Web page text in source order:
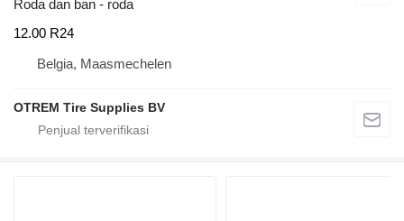
Roda dan ban - roda
12.00 R24
Belgia, Maasmechelen
OTREM Tire Supplies BV